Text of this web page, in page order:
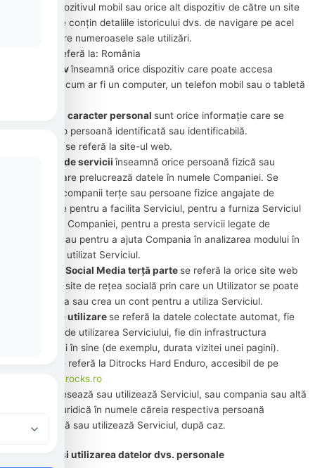
dvs., dispozitivul mobil sau orice alt dispozitiv de către un site
web, care conțin detaliile istoricului dvs. de navigare pe acel
site, printre numeroasele sale utilizări.
se referă la: România
Dispozitivînseamnă orice dispozitiv care poate accesa
Serviciul, cum ar fi un computer, un telefon mobil sau o tabletă
Datele cu caracter personal sunt orice informație care se
referă la o persoană identificată sau identificabilă.
se referă la site-ul web.
Furnizor de serviciiînseamnă orice persoană fizică sau
juridică care prelucrează datele în numele Companiei. Se
referă la companii terțe sau persoane fizice angajate de
Companie pentru a facilita Serviciul, pentru a furniza Serviciul
în numele Companiei, pentru a presta servicii legate de
Serviciu sau pentru a ajuta Compania în analizarea modului în
care este utilizat Serviciul.
Serviciul Social Media terță parte se referă la orice site web
sau orice site de rețea socială prin care un Utilizator se poate
autentifica sau crea un cont pentru a utiliza Serviciul.
Datele de utilizare se referă la datele colectate automat, fie
generate de utilizarea Serviciului, fie din infrastructura
Serviciului în sine (de exemplu, durata vizitei unei pagini).
se referă la Ditrocks Hard Enduro, accesibil de pe
https://ditrocks.ro
accesează sau utilizează Serviciul, sau compania sau altă
entitate juridică în numele căreia respectiva persoană
accesează sau utilizează Serviciul, după caz.
Colectarea și utilizarea datelor dvs. personale